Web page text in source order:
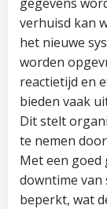
verhuisd kan
het nieuwe
worden
reactietijd en
bieden vaak
Dit stelt
te nemen
Met een goed
downtime van
beperkt, wat